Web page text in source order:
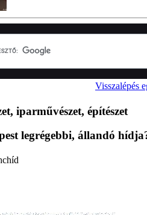
Visszalépés
iparművészet, építészet
legrégebbi, állandó